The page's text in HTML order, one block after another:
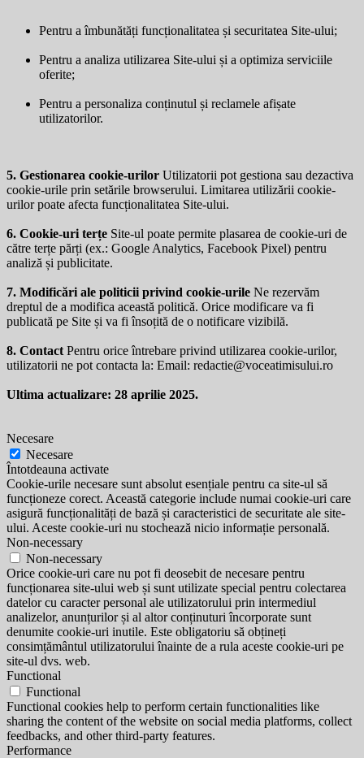
Pentru a îmbunătăți funcționalitatea și securitatea Site-ului;
Pentru a analiza utilizarea Site-ului și a optimiza serviciile
oferite;
Pentru a personaliza conținutul și reclamele afișate
utilizatorilor.
5. Gestionarea cookie-urilor Utilizatorii pot gestiona sau dezactiva
cookie-urile prin setările browserului. Limitarea utilizării cookie-
urilor poate afecta funcționalitatea Site-ului.
6. Cookie-uri terțe Site-ul poate permite plasarea de cookie-uri de
către terțe părți (ex.: Google Analytics, Facebook Pixel) pentru
analiză și publicitate.
7. Modificări ale politicii privind cookie-urile Ne rezervăm
dreptul de a modifica această politică. Orice modificare va fi
publicată pe Site și va fi însoțită de o notificare vizibilă.
8. Contact Pentru orice întrebare privind utilizarea cookie-urilor,
utilizatorii ne pot contacta la: Email: redactie@voceatimisului.ro
Ultima actualizare: 28 aprilie 2025.
Necesare
Necesare
Întotdeauna activate
Cookie-urile necesare sunt absolut esențiale pentru ca site-ul să
funcționeze corect. Această categorie include numai cookie-uri care
asigură funcționalități de bază și caracteristici de securitate ale site-
ului. Aceste cookie-uri nu stochează nicio informație personală.
Non-necessary
Non-necessary
Orice cookie-uri care nu pot fi deosebit de necesare pentru
funcționarea site-ului web și sunt utilizate special pentru colectarea
datelor cu caracter personal ale utilizatorului prin intermediul
analizelor, anunțurilor și al altor conținuturi încorporate sunt
denumite cookie-uri inutile. Este obligatoriu să obțineți
consimțământul utilizatorului înainte de a rula aceste cookie-uri pe
site-ul dvs. web.
Functional
Functional
Functional cookies help to perform certain functionalities like
sharing the content of the website on social media platforms, collect
feedbacks, and other third-party features.
Performance